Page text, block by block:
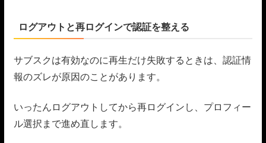
ログアウトと再ログインで認証を整える
サブスクは有効なのに再生だけ失敗するときは、認証情
報のズレが原因のことがあります。
いったんログアウトしてから再ログインし、プロフィー
ル選択まで進め直します。